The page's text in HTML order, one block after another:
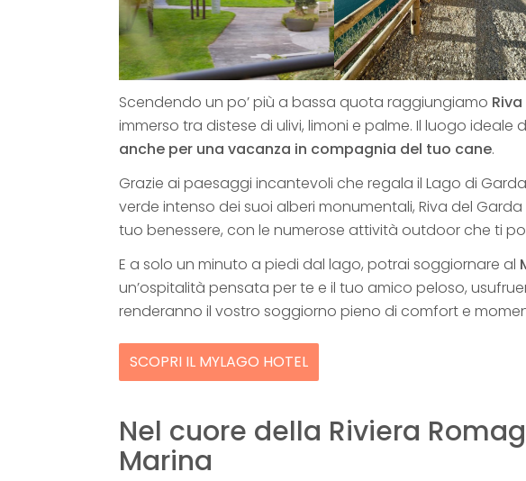
Scendendo un po’ più a bassa quota raggiungiamo
immerso tra distese di ulivi, limoni e palme. Il luogo ideale
anche per una vacanza in compagnia del tuo cane.
Grazie ai paesaggi incantevoli che regala il Lago di
verde intenso dei suoi alberi monumentali, Riva del
tuo benessere, con le numerose attività outdoor che ti
E a solo un minuto a piedi dal lago, potrai soggiornare al
un’ospitalità pensata per te e il tuo amico peloso,
renderanno il vostro soggiorno pieno di comfort e
SCOPRI IL MYLAGO HOTEL
Nel cuore della Riviera
Marina